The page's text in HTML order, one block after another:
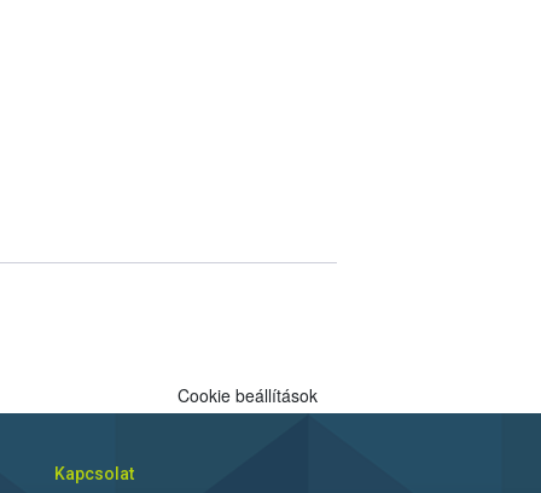
Cookie beállítások
Kapcsolat